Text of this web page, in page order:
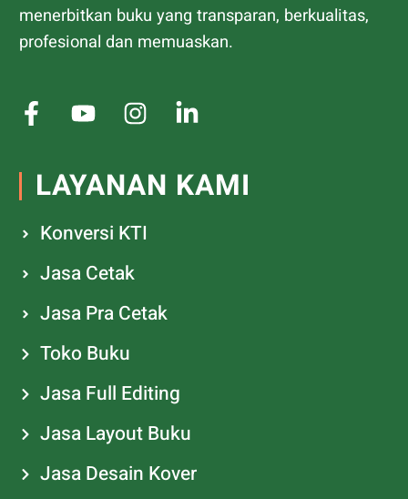
menerbitkan buku yang transparan, berkualitas,
profesional dan memuaskan.
LAYANAN KAMI
Konversi KTI
Jasa Cetak
Jasa Pra Cetak
Toko Buku
Jasa Full Editing
Jasa Layout Buku
Jasa Desain Kover